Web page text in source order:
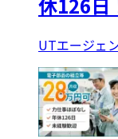
UTエージェ